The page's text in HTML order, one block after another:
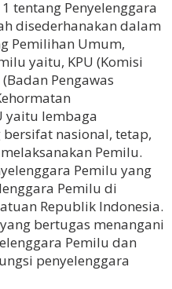
tentang Penyelenggara
disederhanakan dalam
Pemilihan Umum,
yaitu, KPU (Komisi
Pengawas
yaitu lembaga
nasional, tetap,
Pemilu.
Pemilu yang
Pemilu di
Republik Indonesia.
bertugas menangani
Pemilu dan
penyelenggara